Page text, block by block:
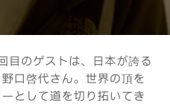
目のゲストは、日本が誇る
口啓代さん。世界の頂を
として道を切り拓いてき